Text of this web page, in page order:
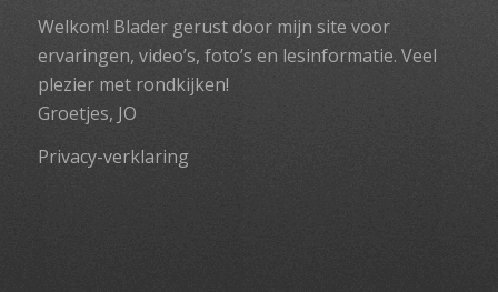
Welkom! Blader gerust door mijn site voor
ervaringen, video’s, foto’s en lesinformatie. Veel
plezier met rondkijken!
Groetjes, JO
Privacy-verklaring